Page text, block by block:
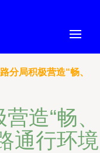
分局积极营造“畅、
造“畅、
通行环境